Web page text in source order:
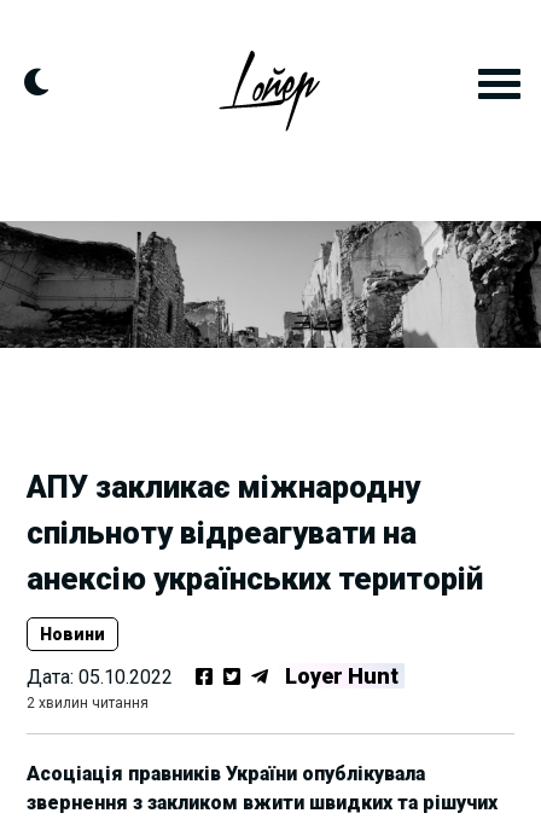
content
АПУ закликає міжнародну
спільноту відреагувати на
анексію українських територій
Новини
Дата:05.10.2022 Loyer Hunt
2 хвилин читання
Асоціація правників України опублікувала
звернення з закликом вжити швидких та рішучих